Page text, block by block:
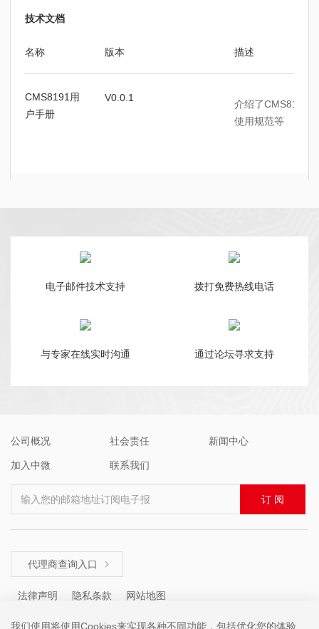
技术文档
名称 版本 描述
CMS8191用
户手册
V0.0.1
介绍了CMS8191
使用规范等
电子邮件技术支持 拨打免费热线电话
与专家在线实时沟通 通过论坛寻求支持
公司概况 社会责任 新闻中心
加入中微 联系我们
输入您的邮箱地址订阅电子报 订 阅
代理商查询入口 
法律声明 隐私条款 网站地图
我们使用将使用Cookies来实现各种不同功能，包括优化您的体验、